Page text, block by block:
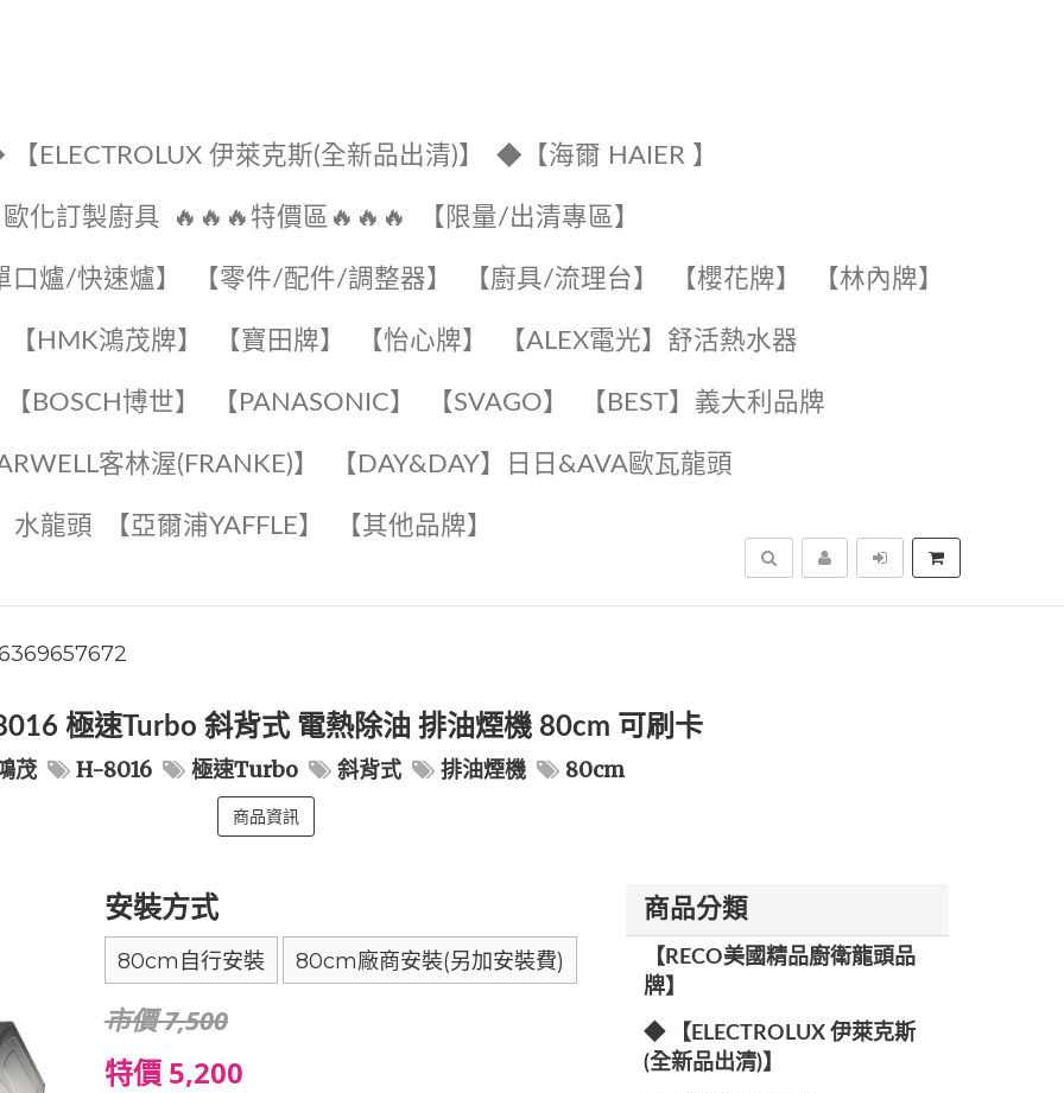
ELECTROLUX 伊萊克斯(全新品出清)】 ◆【海爾 HAIER 】
化訂製廚具 🔥🔥🔥特價區🔥🔥🔥 【限量/出清專區】
口爐/快速爐】 【零件/配件/調整器】 【廚具/流理台】 【櫻花牌】 【林內牌】
【HMK鴻茂牌】 【寶田牌】 ️【怡心牌】️ ️️【ALEX電光】舒活熱水器️️
【BOSCH博世】 ️【PANASONIC】️ ️【SVAGO】️ ️【BEST】️義大利品牌
客林渥(FRANKE)】️ ️【DAY&DAY】️日日&AVA歐瓦龍頭
水龍頭️ 【亞爾浦YAFFLE】 ️【其他品牌】️
搜尋
極速Turbo 斜背式 電熱除油 排油煙機 80cm 可刷卡
茂 H-8016 極速Turbo 斜背式 排油煙機 80cm
商品資訊
安裝方式
80cm自行安裝 80cm廠商安裝(另加安裝費)
市價 7,500
特價 5,200
商品分類
【RECO美國精品廚衛龍頭品
牌】
◆ 【ELECTROLUX 伊萊克斯
(全新品出清)】